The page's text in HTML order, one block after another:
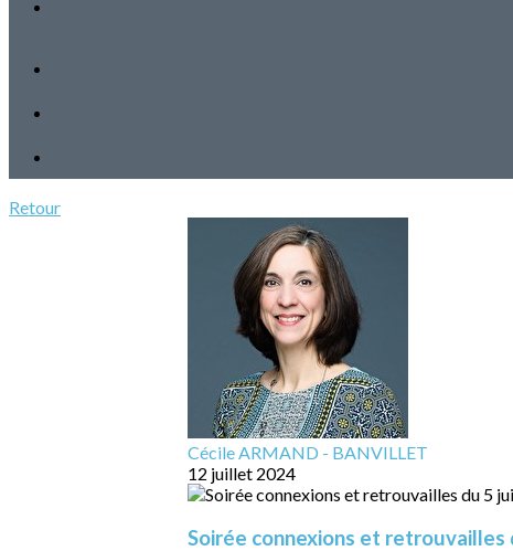
Retour
Cécile ARMAND - BANVILLET
12 juillet 2024
Soirée connexions et retrouvailles